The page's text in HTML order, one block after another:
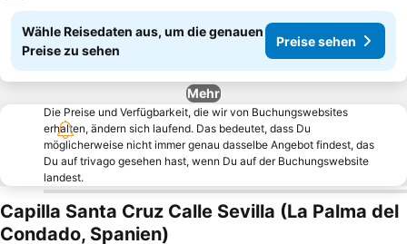
Wähle Reisedaten aus, um die genauen
Preise zu sehen
Preise sehen
Mehr
Die Preise und Verfügbarkeit, die wir von Buchungswebsites
erhalten, ändern sich laufend. Das bedeutet, dass Du
möglicherweise nicht immer genau dasselbe Angebot findest, das
Du auf trivago gesehen hast, wenn Du auf der Buchungswebsite
landest.
Capilla Santa Cruz Calle Sevilla (La Palma del
Condado, Spanien)